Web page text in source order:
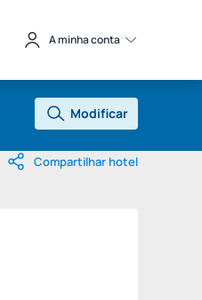
A minha conta
Modificar
Compartilhar hotel